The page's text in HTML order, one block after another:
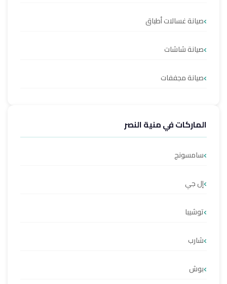
صيانة غسالات أطباق
صيانة شاشات
صيانة مجففات
الماركات في منية النصر
سامسونج
إل جي
توشيبا
شارب
بوش